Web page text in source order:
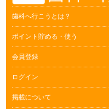
歯科へ行こうとは？
ポイント貯める・使う
会員登録
ログイン
掲載について